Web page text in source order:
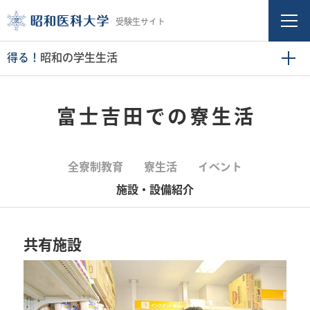
受験生サイト
得る！ 昭和の学生生活
富士吉田での寮生活
全寮制教育 寮生活 イベント
施設・設備紹介
共有施設